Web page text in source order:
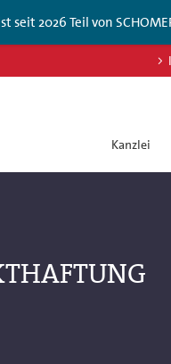
seit 2026 Teil von
Kanzlei